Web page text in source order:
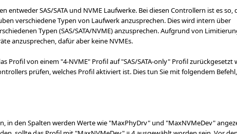
SAS/SATA und NVME Laufwerke. Bei diesen Controllern ist es so,
verschiedene Typen von Laufwerk anzusprechen. Dies wird intern über
Typen (SAS/SATA/NVME) anzusprechen. Aufgrund von
anzusprechen, dafür aber keine NVMEs.
Profil von einem "4-NVME" Profil auf "SAS/SATA-only" Profil zurückgesetzt
prüfen, welches Profil aktiviert ist. Dies tun Sie mit folgendem
in den Spalten werden Werte wie "MaxPhyDrv" und "MaxNVMeDev"